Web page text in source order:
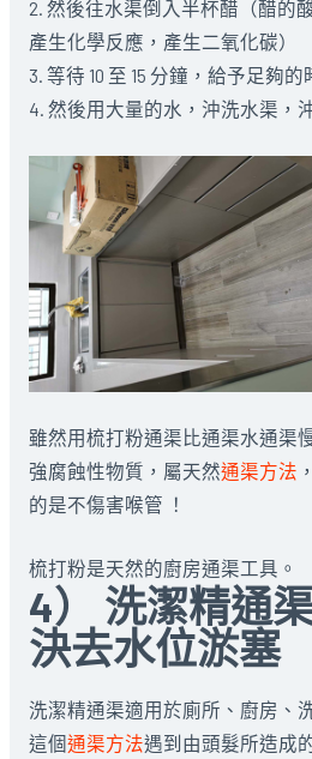
2. 然後往水渠倒入半杯醋（醋的
產生化學反應，產生二氧化碳）
3. 等待 10 至 15 分鐘，給予足夠
4. 然後用大量的水，沖洗水渠，
雖然用梳打粉通渠比通渠水通渠
強腐蝕性物質，屬天然通渠方法
的是不傷害喉管 ！
梳打粉是天然的廚房通渠工具。
4） 洗潔精通
決去水位淤塞
洗潔精通渠適用於廁所、廚房、
這個通渠方法遇到由頭髮所造成